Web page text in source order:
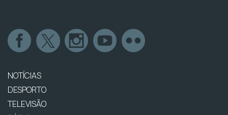
NOTÍCIAS
DESPORTO
TELEVISÃO